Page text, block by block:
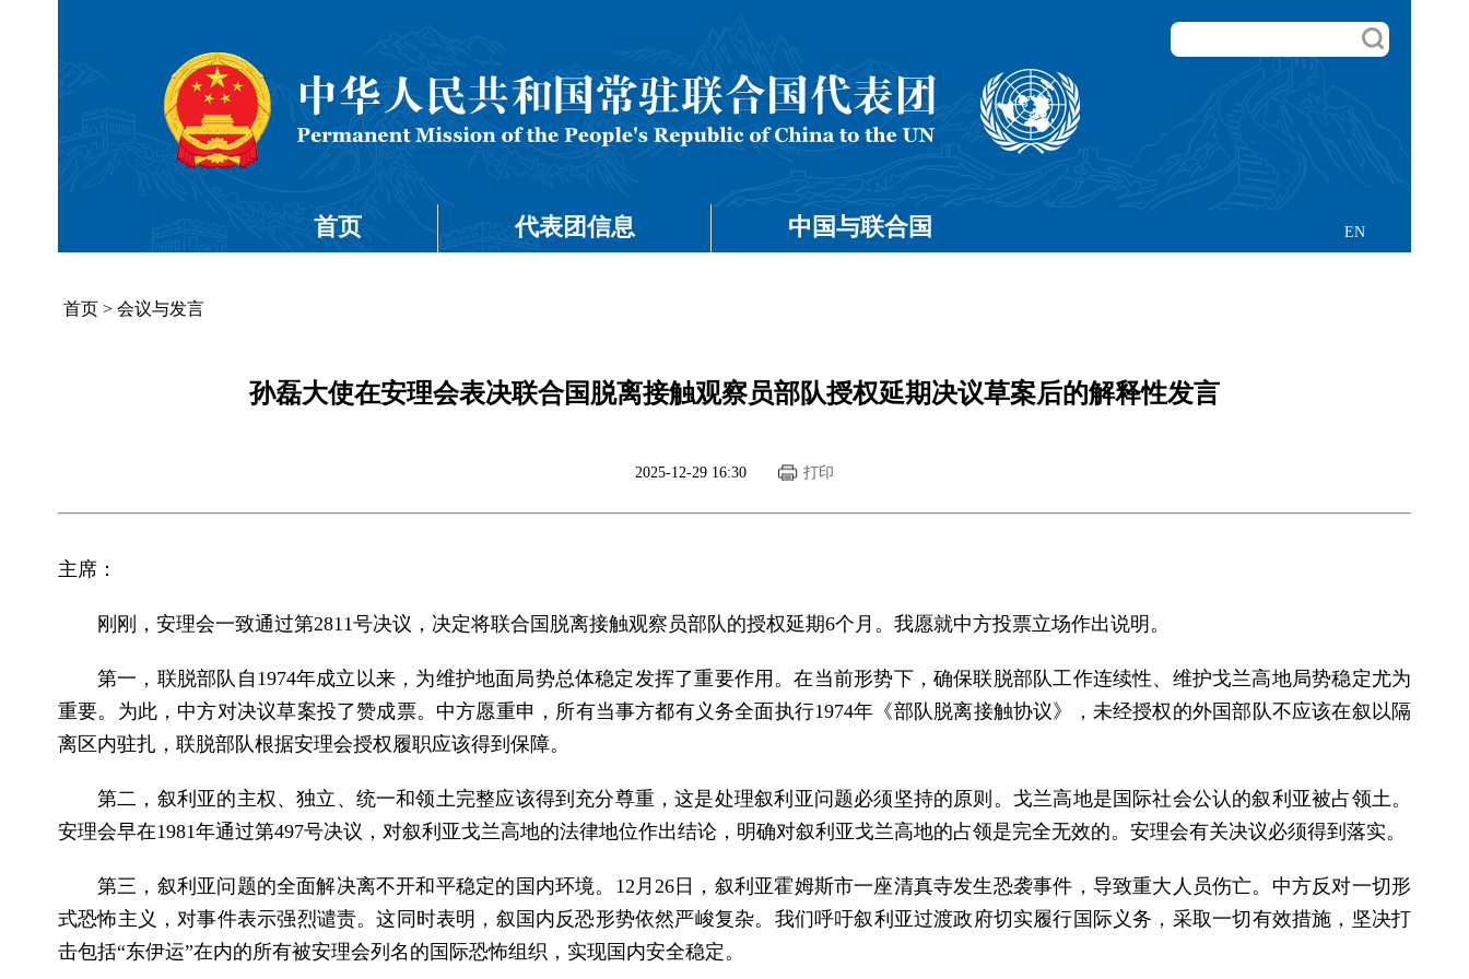
EN
首页 代表团信息 中国与联合国
首页 > 会议与发言
孙磊大使在安理会表决联合国脱离接触观察员部队授权延期决议草案后的解释性发言
2025-12-29 16:30 打印
主席：
刚刚，安理会一致通过第2811号决议，决定将联合国脱离接触观察员部队的授权延期6个月。我愿就中方投票立场作出说明。
第一，联脱部队自1974年成立以来，为维护地面局势总体稳定发挥了重要作用。在当前形势下，确保联脱部队工作连续性、维护戈兰高地局势稳定尤为
重要。为此，中方对决议草案投了赞成票。中方愿重申，所有当事方都有义务全面执行1974年《部队脱离接触协议》，未经授权的外国部队不应该在叙以隔
离区内驻扎，联脱部队根据安理会授权履职应该得到保障。
第二，叙利亚的主权、独立、统一和领土完整应该得到充分尊重，这是处理叙利亚问题必须坚持的原则。戈兰高地是国际社会公认的叙利亚被占领土。
安理会早在1981年通过第497号决议，对叙利亚戈兰高地的法律地位作出结论，明确对叙利亚戈兰高地的占领是完全无效的。安理会有关决议必须得到落实。
第三，叙利亚问题的全面解决离不开和平稳定的国内环境。12月26日，叙利亚霍姆斯市一座清真寺发生恐袭事件，导致重大人员伤亡。中方反对一切形
式恐怖主义，对事件表示强烈谴责。这同时表明，叙国内反恐形势依然严峻复杂。我们呼吁叙利亚过渡政府切实履行国际义务，采取一切有效措施，坚决打
击包括“东伊运”在内的所有被安理会列名的国际恐怖组织，实现国内安全稳定。